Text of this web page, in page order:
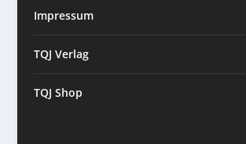
Impressum
TQJ Verlag
TQJ Shop